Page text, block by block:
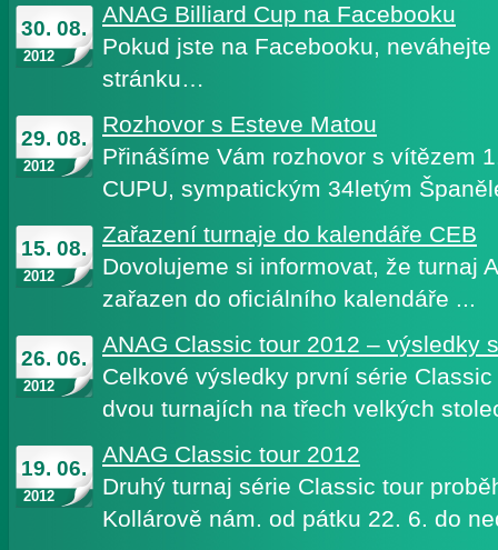
30. 08.
2012
ANAG Billiard Cup na Facebooku
Pokud jste na Facebooku,
stránku…
29. 08.
2012
Rozhovor s Esteve Matou
Přinášíme Vám rozhovor s vítězem
CUPU, sympatickým 34letým
15. 08.
2012
Zařazení turnaje do kalendáře CEB
Dovolujeme si informovat, že turnaj
zařazen do oficiálního kalendáře ...
26. 06.
2012
ANAG Classic tour 2012 – výsledky
Celkové výsledky první série
dvou turnajích na třech velkých
19. 06.
2012
ANAG Classic tour 2012
Druhý turnaj série Classic tour
Kollárově nám. od pátku 22. 6. do